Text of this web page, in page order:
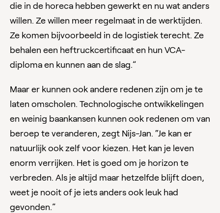
die in de horeca hebben gewerkt en nu wat anders
willen. Ze willen meer regelmaat in de werktijden.
Ze komen bijvoorbeeld in de logistiek terecht. Ze
behalen een heftruckcertificaat en hun VCA-
diploma en kunnen aan de slag.”
Maar er kunnen ook andere redenen zijn om je te
laten omscholen. Technologische ontwikkelingen
en weinig baankansen kunnen ook redenen om van
beroep te veranderen, zegt Nijs-Jan. “Je kan er
natuurlijk ook zelf voor kiezen. Het kan je leven
enorm verrijken. Het is goed om je horizon te
verbreden. Als je altijd maar hetzelfde blijft doen,
weet je nooit of je iets anders ook leuk had
gevonden.”